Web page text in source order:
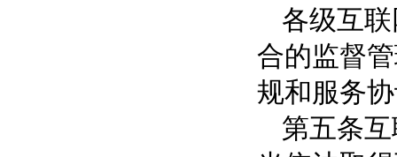
各级互
合的监督
规和服务
第五条